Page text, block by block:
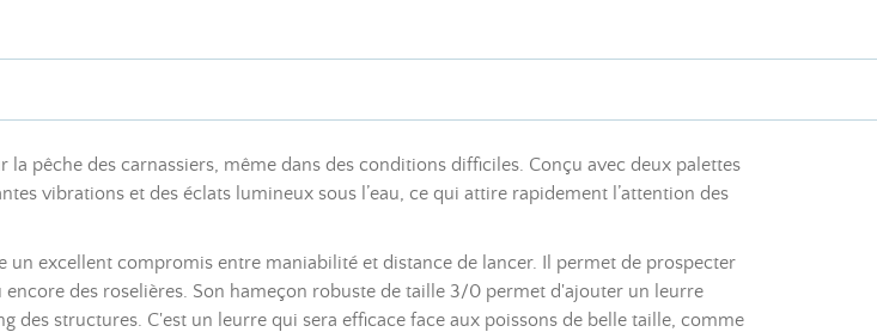
la pêche des carnassiers, même dans des conditions difficiles. Conçu avec deux palettes
vibrations et des éclats lumineux sous l’eau, ce qui attire rapidement l’attention des
un excellent compromis entre maniabilité et distance de lancer. Il permet de prospecter
encore des roselières. Son hameçon robuste de taille 3/0 permet d'ajouter un leurre
structures. C'est un leurre qui sera efficace face aux poissons de belle taille, comme